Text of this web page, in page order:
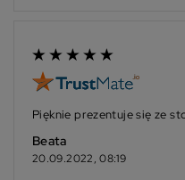
Pięknie prezentuje się ze
Beata
20.09.2022, 08:19